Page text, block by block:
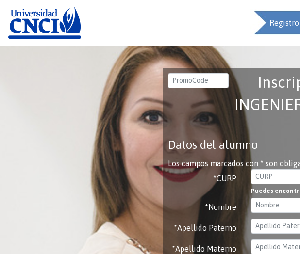
Registro
Datos del alumno
Los campos marcados con * son
*CURP
Puedes
*Nombre
*Apellido Paterno
*Apellido Materno